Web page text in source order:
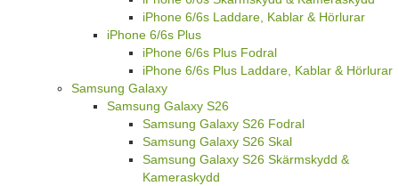
iPhone 6/6s Laddare, Kablar & Hörlurar
iPhone 6/6s Plus
iPhone 6/6s Plus Fodral
iPhone 6/6s Plus Laddare, Kablar & Hörlurar
Samsung Galaxy
Samsung Galaxy S26
Samsung Galaxy S26 Fodral
Samsung Galaxy S26 Skal
Samsung Galaxy S26 Skärmskydd &
Kameraskydd